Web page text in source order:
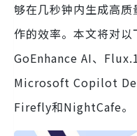
够在几秒钟内生成高
作的效率。本文将对以
GoEnhance AI、
Microsoft Copilot
Firefly和NightCafe。